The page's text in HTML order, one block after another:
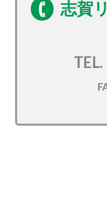
志賀
TEL.